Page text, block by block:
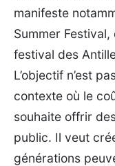
manifeste
Summer
festival des
L’objectif n’est
contexte où le
souhaite offrir
public. Il veut
générations